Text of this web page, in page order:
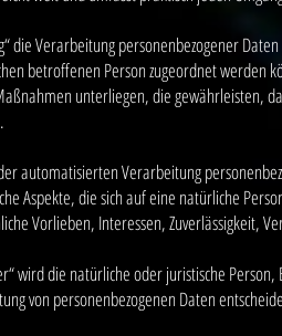
die Verarbeitung personenbezogener
betroffenen Person zugeordnet werden
unterliegen, die gewährleisten,
automatisierten Verarbeitung
Aspekte, die sich auf eine natürliche
Vorlieben, Interessen, Zuverlässigkeit,
wird die natürliche oder juristische
von personenbezogenen Daten